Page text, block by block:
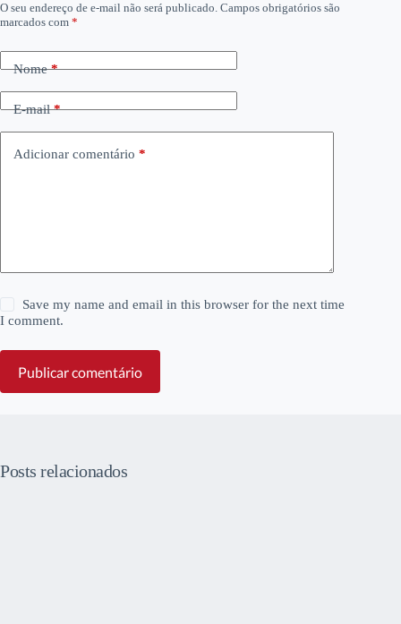
O seu endereço de e-mail não será publicado. Campos obrigatórios são
marcados com *
Nome*
E-mail*
Adicionar comentário *
Save my name and email in this browser for the next time
I comment.
Publicar comentário
Posts relacionados